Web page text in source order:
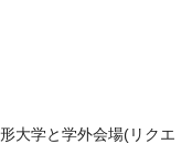
大学と学外会場(リクエ